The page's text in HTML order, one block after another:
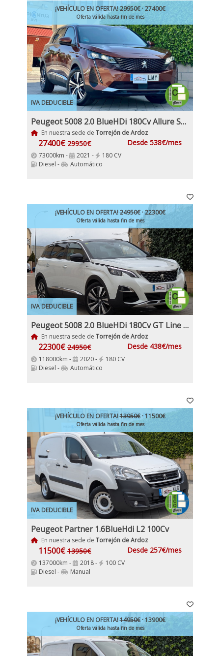
IVA DEDUCIBLE
¡VEHÍCULO EN OFERTA!29950€· 27400€
Oferta válida hasta fin de mes
Peugeot 5008 2.0 BlueHDi 180Cv Allure S&S EAT8, 7 Plazas
En nuestra sede de Torrejón de Ardoz
27400€ 29950€ Desde 538€/mes
73000km - 2021 -
180 CV
Diesel -
Automático
IVA DEDUCIBLE
¡VEHÍCULO EN OFERTA!24950€· 22300€
Oferta válida hasta fin de mes
Peugeot 5008 2.0 BlueHDi 180Cv GT Line S&S EAT8, 7 Plazas Etiqueta C IVA y Garantía Incl
En nuestra sede de Torrejón de Ardoz
22300€ 24950€ Desde 438€/mes
118000km - 2020 -
180 CV
Diesel -
Automático
IVA DEDUCIBLE
¡VEHÍCULO EN OFERTA!13950€· 11500€
Oferta válida hasta fin de mes
Peugeot Partner 1.6BlueHdi L2 100Cv
En nuestra sede de Torrejón de Ardoz
11500€ 13950€ Desde 257€/mes
137000km - 2018 -
100 CV
Diesel -
Manual
¡VEHÍCULO EN OFERTA!14950€· 13900€
Oferta válida hasta fin de mes